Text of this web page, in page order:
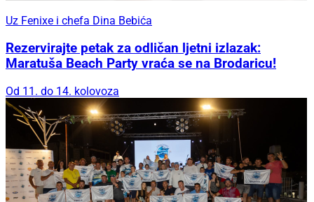
Uz Fenixe i chefa Dina Bebića
Rezervirajte petak za odličan ljetni izlazak:
Maratuša Beach Party vraća se na Brodaricu!
Od 11. do 14. kolovoza